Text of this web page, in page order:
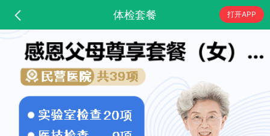
体检套餐 打开APP